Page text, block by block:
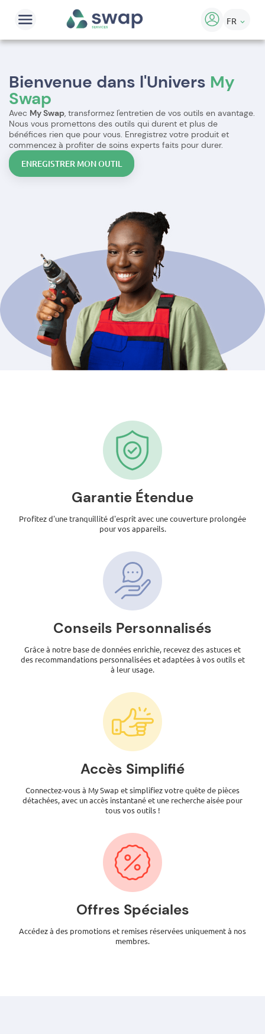
FR keyboard_arrow_down
Bienvenue dans l'Univers My
Swap
Avec My Swap, transformez l'entretien de vos outils en avantage.
Nous vous promettons des outils qui durent et plus de
bénéfices rien que pour vous. Enregistrez votre produit et
commencez à profiter de soins experts faits pour durer.
ENREGISTRER MON OUTIL
Garantie Étendue
Profitez d'une tranquillité d'esprit avec une couverture prolongée
pour vos appareils.
Conseils Personnalisés
Grâce à notre base de données enrichie, recevez des astuces et
des recommandations personnalisées et adaptées à vos outils et
à leur usage.
Accès Simplifié
Connectez-vous à My Swap et simplifiez votre quête de pièces
détachées, avec un accès instantané et une recherche aisée pour
tous vos outils !
Offres Spéciales
Accédez à des promotions et remises réservées uniquement à nos
membres.